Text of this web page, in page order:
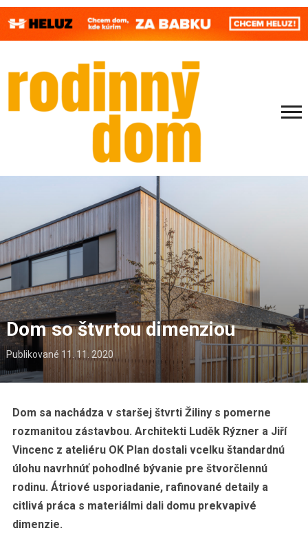
Dom so štvrtou dimenziou
Publikované 11. 11. 2020
Dom sa nachádza v staršej štvrti Žiliny s pomerne
rozmanitou zástavbou. Architekti Luděk Rýzner a Jiří
Vincenc z ateliéru OK Plan dostali vcelku štandardnú
úlohu navrhnúť pohodlné bývanie pre štvorčlennú
rodinu. Átriové usporiadanie, rafinované detaily a
citlivá práca s materiálmi dali domu prekvapivé
dimenzie.